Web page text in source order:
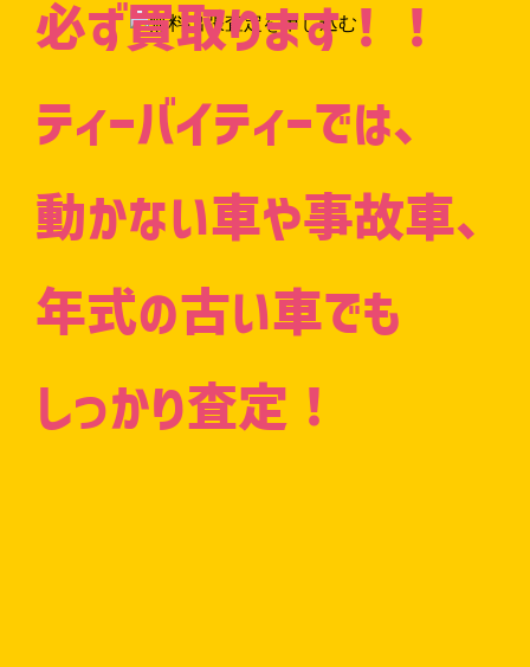
必ず買取ります！！
ティーバイティーでは、
動かない車や事故車、
年式の古い車でも
しっかり査定！